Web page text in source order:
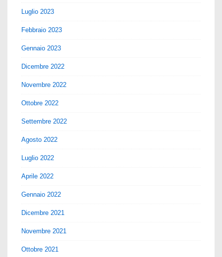
Luglio 2023
Febbraio 2023
Gennaio 2023
Dicembre 2022
Novembre 2022
Ottobre 2022
Settembre 2022
Agosto 2022
Luglio 2022
Aprile 2022
Gennaio 2022
Dicembre 2021
Novembre 2021
Ottobre 2021